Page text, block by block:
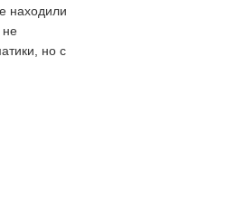
находили
не
но с